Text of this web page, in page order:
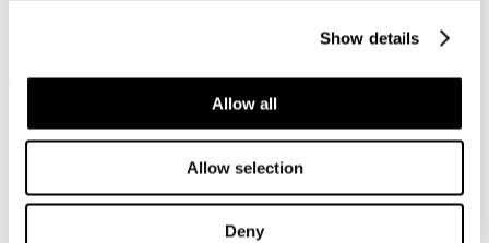
Show details
Allow all
Allow selection
Deny
diritto di capire il motivo per cui il Ministero dei Trasporti italiano
gli esami e stanno lavorando nella loro posizione da anni”. Ma nella
risposta inviata dalla Commissione Europea si legge che “
level> nel 2013 senza alcuna raccomandazione di EMSA o della
Commissione a farlo retroattivamente, la documentazione richiesta
non contiene le spiegazioni oggetto della domanda
previsto nel 2013 e senza prescrizione retroattiva da parte della UE,